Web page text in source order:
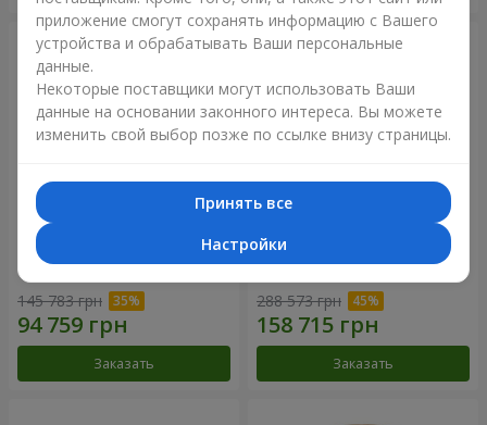
301 красная роза
145 783 грн
Заказать
501 красная роза
288 573 грн
Заказать
приложение смогут сохранять информацию с Вашего
устройства и обрабатывать Ваши персональные
данные.
Некоторые поставщики могут использовать Ваши
данные на основании законного интереса. Вы можете
изменить свой выбор позже по ссылке внизу страницы.
Принять все
Настройки